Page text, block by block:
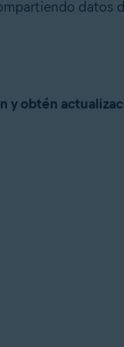
datos
y obtén